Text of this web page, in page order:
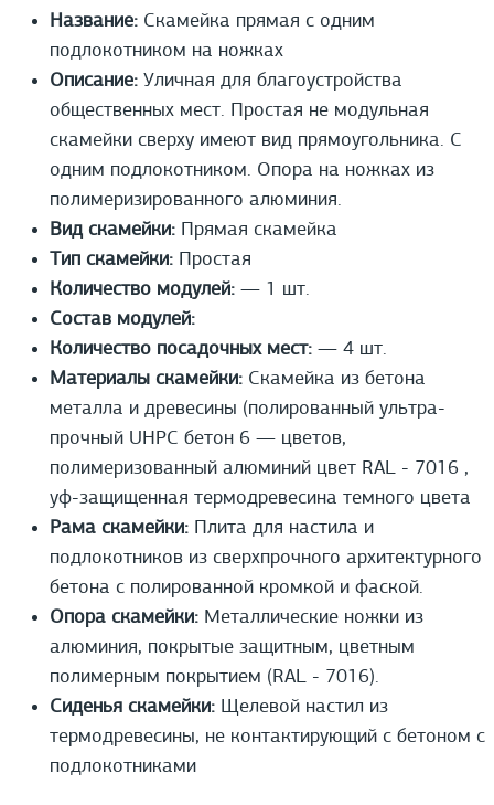
Название: Скамейка прямая с одним
подлокотником на ножках
Описание: Уличная для благоустройства
общественных мест. Простая не модульная
скамейки сверху имеют вид прямоугольника. С
одним подлокотником. Опора на ножках из
полимеризированного алюминия.
Вид скамейки: Прямая скамейка
Тип скамейки: Простая
Количество модулей: — 1 шт.
Состав модулей:
Количество посадочных мест: — 4 шт.
Материалы скамейки: Скамейка из бетона
металла и древесины (полированный ультра-
прочный UHPС бетон 6 — цветов,
полимеризованный алюминий цвет RAL - 7016 ,
уф-защищенная термодревесина темного цвета
Рама скамейки: Плита для настила и
подлокотников из сверхпрочного архитектурного
бетона с полированной кромкой и фаской.
Опора скамейки: Металлические ножки из
алюминия, покрытые защитным, цветным
полимерным покрытием (RAL - 7016).
Сиденья скамейки: Щелевой настил из
термодревесины, не контактирующий с бетоном с
подлокотниками